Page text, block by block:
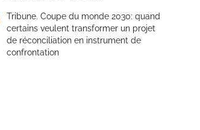
Tribune. Coupe du monde 2030: quand
certains veulent transformer un projet
de réconciliation en instrument de
confrontation